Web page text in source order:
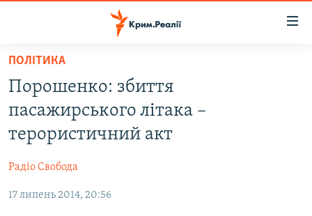
Перейти
основного
матеріалу
до
основної
Перейти
ВОДА.КРИМ
ВІДЕО ТА ФОТО
БЛОГИ
ПОГЛЯД
ПОЛІТИКА
Порошенко: збиття
пасажирського літака –
терористичний акт
Радіо Свобода
17 липень 2014, 20:56